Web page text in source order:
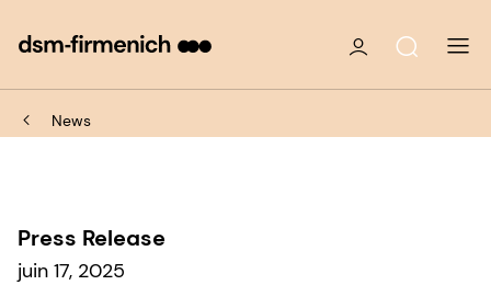
News
Press Release
juin 17, 2025